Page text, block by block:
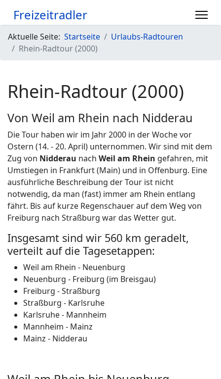
Freizeitradler
Aktuelle Seite: Startseite
Urlaubs-Radtouren
Rhein-Radtour (2000)
Rhein-Radtour (2000)
Von Weil am Rhein nach Nidderau
Die Tour haben wir im Jahr 2000 in der Woche vor
Ostern (14. - 20. April) unternommen. Wir sind mit dem
Zug von Nidderau nach Weil am Rhein gefahren, mit
Umstiegen in Frankfurt (Main) und in Offenburg. Eine
ausführliche Beschreibung der Tour ist nicht
notwendig, da man (fast) immer am Rhein entlang
fährt. Bis auf kurze Regenschauer auf dem Weg von
Freiburg nach Straßburg war das Wetter gut.
Insgesamt sind wir 560 km geradelt,
verteilt auf die Tagesetappen:
Weil am Rhein - Neuenburg
Neuenburg - Freiburg (im Breisgau)
Freiburg - Straßburg
Straßburg - Karlsruhe
Karlsruhe - Mannheim
Mannheim - Mainz
Mainz - Nidderau